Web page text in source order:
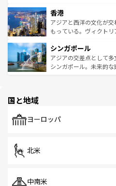
とつ。フォーやバインミ
ひ現地で味わいたい。
が旅行者を迎えてくれ
参照してほしい。
の活気が交差している。
帯で自然と触れ合い、
いビーチでリゾート気
激する。気候は一年中温
が待っている。親しみ
た文化、そして多様な
香港
アジアと西洋の文化が
もっている。ヴィクト
み、どこを訪れても感動
ており、効率よく見ど
うな絶景から文化的な
シンガポール
アジアの交差点として
シンガポール。未来的
で、ホーカーズは地元の
国と地域
ヨーロッパ
北米
中南米